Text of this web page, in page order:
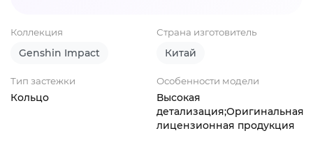
Коллекция
Genshin Impact
Страна изготовитель
Китай
Тип застежки
Кольцо
Особенности модели
Высокая
детализация;Оригинальная
лицензионная продукция